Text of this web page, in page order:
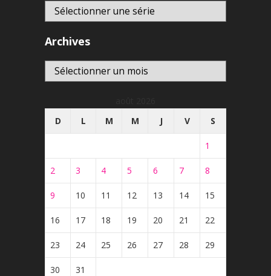
Archives
Archives
D
L M M J V S
1
2 3 4 5 6 7 8
9 10 11 12 13 14 15
16 17 18 19 20 21 22
23 24 25 26 27 28 29
30 31